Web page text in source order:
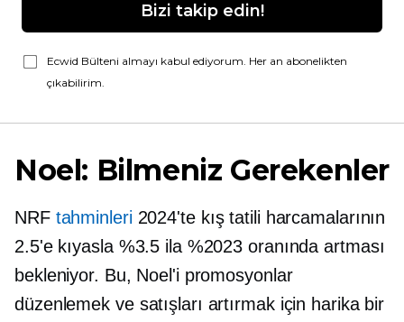
Bizi takip edin!
Ecwid Bülteni almayı kabul ediyorum. Her an abonelikten
çıkabilirim.
Noel: Bilmeniz Gerekenler
NRF tahminleri2024'te kış tatili harcamalarının
2.5'e kıyasla %3.5 ila %2023 oranında artması
bekleniyor. Bu, Noel'i promosyonlar
düzenlemek ve satışları artırmak için harika bir